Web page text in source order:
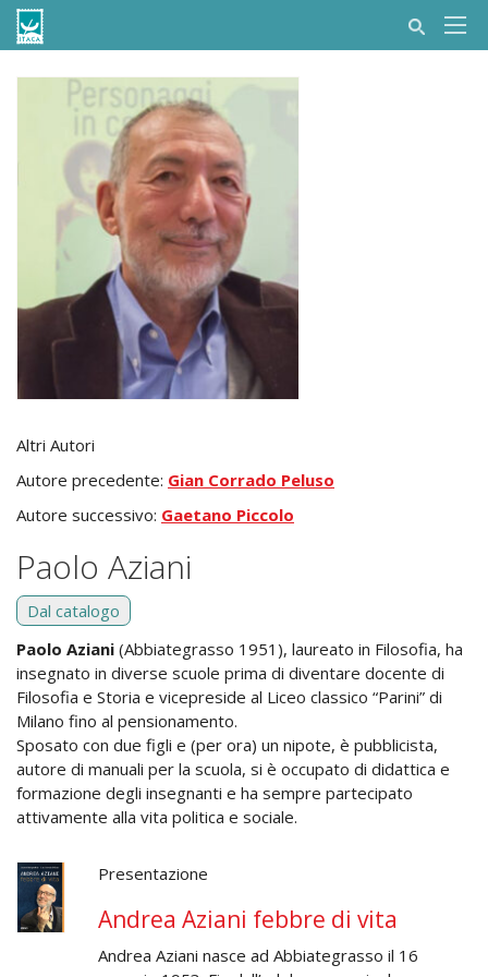
Altri Autori
Autore precedente: Gian Corrado Peluso
Autore successivo: Gaetano Piccolo
Paolo Aziani
Dal catalogo
Paolo Aziani (Abbiategrasso 1951), laureato in Filosofia, ha
insegnato in diverse scuole prima di diventare docente di
Filosofia e Storia e vicepreside al Liceo classico “Parini” di
Milano fino al pensionamento.
Sposato con due figli e (per ora) un nipote, è pubblicista,
autore di manuali per la scuola, si è occupato di didattica e
formazione degli insegnanti e ha sempre partecipato
attivamente alla vita politica e sociale.
Presentazione
Andrea Aziani febbre di vita
Andrea Aziani nasce ad Abbiategrasso il 16